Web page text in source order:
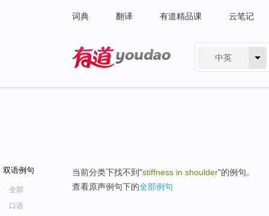
词典 翻译 有道精品课 云笔记
中英
双语例句
全部
口语
当前分类下找不到"stiffness in shoulder"的例句。
查看原声例句下的全部例句